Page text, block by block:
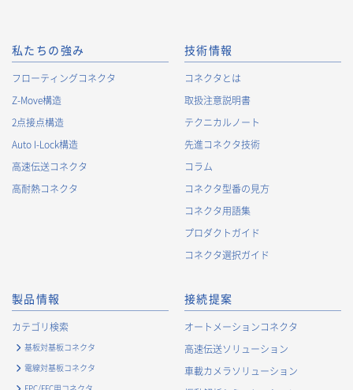
られる場合のCookie情報は、後掲及びCookieポリシーに従って
取り扱います。https://www.irisoele.com/jp/cookie/
2. 個人情報の利用目的
当社が取得する個人情報の利用目的は、次の通りです。当社
は、次の利用目的を、関連性を有すると合理的に認められる範
囲で変更することがあり、変更した場合には、変更された利用
お客様に対する当社製品のご案内のため
お客様に対するキャンペーン、イベント開催案内等の情報
等、お客様へのサービス向上のため
・
お客様の情報管理のため
・
お客様との取引の進捗状況を管理するため
・
お客様に対してアンケートを実施するため
・
お客様からのお問合せに対して対応するため
私たちの強み
フローティングコネクタ
Z-Move構造
2点接点構造
Auto I-Lock構造
高速伝送コネクタ
高耐熱コネクタ
技術情報
コネクタとは
取扱注意説明書
テクニカルノート
先進コネクタ技術
コラム
コネクタ型番の見方
コネクタ用語集
プロダクトガイド
コネクタ選択ガイド
製品情報
カテゴリ検索
基板対基板コネクタ
電線対基板コネクタ
接続提案
オートメーションコネクタ
高速伝送ソリューション
車載カメラソリューション